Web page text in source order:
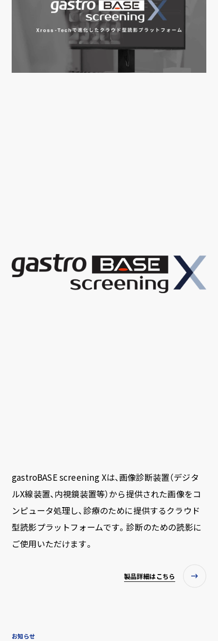
gastroBASE screening Xは、画像診断装置（デジタ
ルX線装置、内視鏡装置等）から提供された画像をコ
ンピュータ処理し、診療のために提供するクラウド
型読影プラットフォームです。診断のための読影に
ご使用いただけます。
製品詳細はこちら
お知らせ